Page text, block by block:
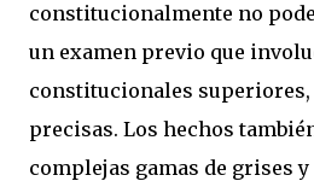
constitucionalmente no
un examen previo que
constitucionales
precisas. Los hechos
complejas gamas de grises